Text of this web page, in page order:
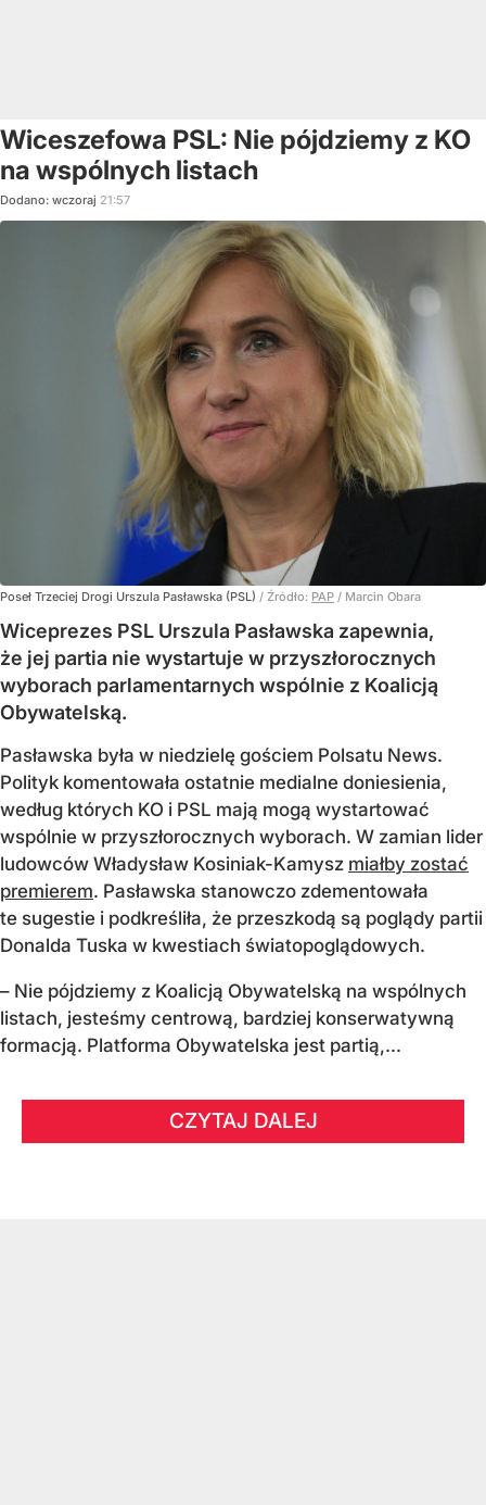
Wiceszefowa PSL: Nie pójdziemy z KO
na wspólnych listach
Dodano: wczoraj 21:57
Poseł Trzeciej Drogi Urszula Pasławska (PSL) / Źródło: PAP / Marcin Obara
Wiceprezes PSL Urszula Pasławska zapewnia,
że jej partia nie wystartuje w przyszłorocznych
wyborach parlamentarnych wspólnie z Koalicją
Obywatelską.
Pasławska była w niedzielę gościem Polsatu News.
Polityk komentowała ostatnie medialne doniesienia,
według których KO i PSL mają mogą wystartować
wspólnie w przyszłorocznych wyborach. W zamian lider
ludowców Władysław Kosiniak-Kamysz miałby zostać
premierem. Pasławska stanowczo zdementowała
te sugestie i podkreśliła, że przeszkodą są poglądy partii
Donalda Tuska w kwestiach światopoglądowych.
– Nie pójdziemy z Koalicją Obywatelską na wspólnych
listach, jesteśmy centrową, bardziej konserwatywną
formacją. Platforma Obywatelska jest partią,...
CZYTAJ DALEJ